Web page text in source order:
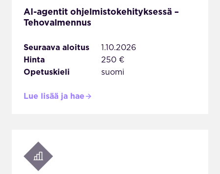
AI-agentit ohjelmistokehityksessä –
Tehovalmennus
Seuraava aloitus
1.10.2026
Hinta
250 €
Opetuskieli
suomi
Lue lisää ja hae